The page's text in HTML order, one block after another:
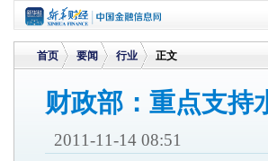
首页
>
要闻
>
行业
>
正文
财政部：重点支持
2011-11-14 08:51